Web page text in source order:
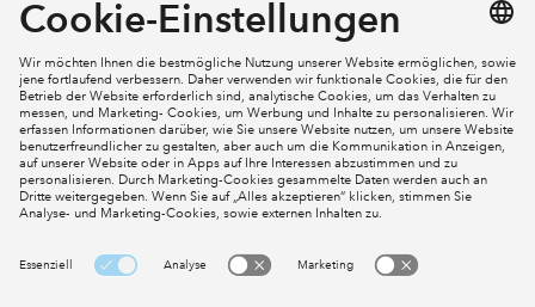
Kontakt
Mein Konto
Social Media